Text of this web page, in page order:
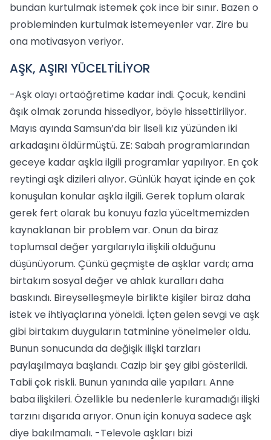
bundan kurtulmak istemek çok ince bir sınır. Bazen o
probleminden kurtulmak istemeyenler var. Zire bu
ona motivasyon veriyor.
AŞK, AŞIRI YÜCELTİLİYOR
-Aşk olayı ortaöğretime kadar indi. Çocuk, kendini
âşık olmak zorunda hissediyor, böyle hissettiriliyor.
Mayıs ayında Samsun’da bir liseli kız yüzünden iki
arkadaşını öldürmüştü. ZE: Sabah programlarından
geceye kadar aşkla ilgili programlar yapılıyor. En çok
reytingi aşk dizileri alıyor. Günlük hayat içinde en çok
konuşulan konular aşkla ilgili. Gerek toplum olarak
gerek fert olarak bu konuyu fazla yüceltmemizden
kaynaklanan bir problem var. Onun da biraz
toplumsal değer yargılarıyla ilişkili olduğunu
düşünüyorum. Çünkü geçmişte de aşklar vardı; ama
birtakım sosyal değer ve ahlak kuralları daha
baskındı. Bireyselleşmeyle birlikte kişiler biraz daha
istek ve ihtiyaçlarına yöneldi. İçten gelen sevgi ve aşk
gibi birtakım duyguların tatminine yönelmeler oldu.
Bunun sonucunda da değişik ilişki tarzları
paylaşılmaya başlandı. Cazip bir şey gibi gösterildi.
Tabii çok riskli. Bunun yanında aile yapıları. Anne
baba ilişkileri. Özellikle bu nedenlerle kuramadığı ilişki
tarzını dışarıda arıyor. Onun için konuya sadece aşk
diye bakılmamalı. -Televole aşkları bizi